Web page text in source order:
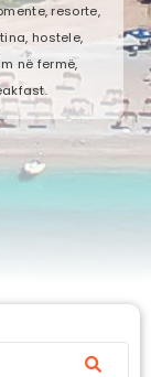
resorte,
hostele,
në fermë,